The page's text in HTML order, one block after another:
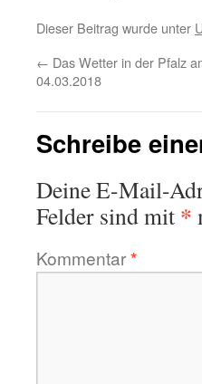
Dieser Beitrag wurde unter
← Das Wetter in der Pfalz
04.03.2018
Schreibe
Deine E-Mail-
Felder sind mit *
Kommentar*